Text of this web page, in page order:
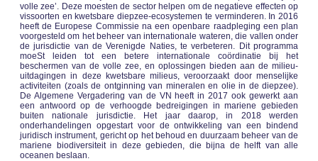
volle zee’. Deze moesten de sector helpen om de negatieve effecten op
vissoorten en kwetsbare diepzee-ecosystemen te verminderen. In 2016
heeft de Europese Commissie na een openbare raadpleging een plan
voorgesteld om het beheer van internationale wateren, die vallen onder
de jurisdictie van de Verenigde Naties, te verbeteren. Dit programma
moeSt leiden tot een betere internationale coördinatie bij het
beschermen van de volle zee, en oplossingen bieden aan de milieu-
uitdagingen in deze kwetsbare milieus, veroorzaakt door menselijke
activiteiten (zoals de ontginning van mineralen en olie in de diepzee).
De Algemene Vergadering van de VN heeft in 2017 ook gewerkt aan
een antwoord op de verhoogde bedreigingen in mariene gebieden
buiten nationale jurisdictie. Het jaar daarop, in 2018 werden
onderhandelingen opgestart voor de ontwikkeling van een bindend
juridisch instrument, gericht op het behoud en duurzaam beheer van de
mariene biodiversiteit in deze gebieden, die bijna de helft van alle
oceanen beslaan.